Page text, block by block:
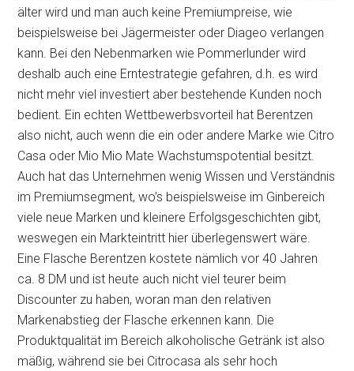
älter wird und man auch keine Premiumpreise, wie
beispielsweise bei Jägermeister oder Diageo verlangen
kann. Bei den Nebenmarken wie Pommerlunder wird
deshalb auch eine Erntestrategie gefahren, d.h. es wird
nicht mehr viel investiert aber bestehende Kunden noch
bedient. Ein echten Wettbewerbsvorteil hat Berentzen
also nicht, auch wenn die ein oder andere Marke wie Citro
Casa oder Mio Mio Mate Wachstumspotential besitzt.
Auch hat das Unternehmen wenig Wissen und Verständnis
im Premiumsegment, wo’s beispielsweise im Ginbereich
viele neue Marken und kleinere Erfolgsgeschichten gibt,
weswegen ein Markteintritt hier überlegenswert wäre.
Eine Flasche Berentzen kostete nämlich vor 40 Jahren
ca. 8 DM und ist heute auch nicht viel teurer beim
Discounter zu haben, woran man den relativen
Markenabstieg der Flasche erkennen kann. Die
Produktqualität im Bereich alkoholische Getränk ist also
mäßig, während sie bei Citrocasa als sehr hoch